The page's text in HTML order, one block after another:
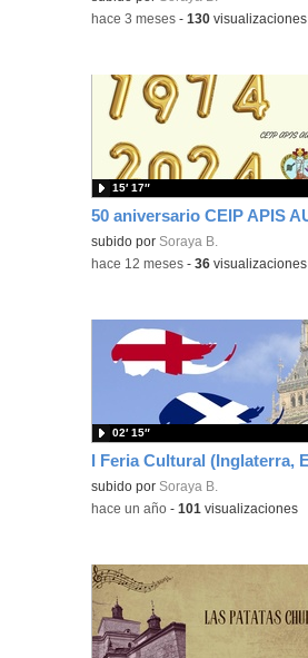
-hace 3 meses -130 visualizaciones
subido por Soraya B.
15′ 17″
-hace 12 meses -36 visualizaciones
Contenido educativo.
subido por Soraya B.
02′ 15″
-hace un año -101 visualizaciones